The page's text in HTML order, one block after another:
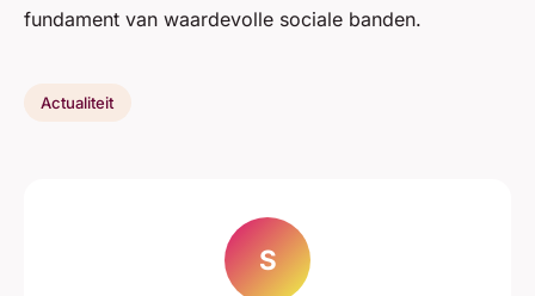
fundament van waardevolle sociale banden.
Actualiteit
S